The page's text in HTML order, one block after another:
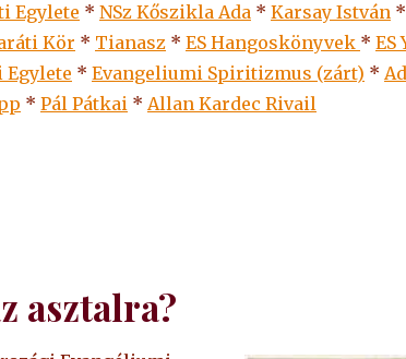
Egylete * NSz Kőszikla Ada * Karsay István
Kör * Tianasz * ES Hangoskönyvek * ES
Egylete * Evangeliumi Spiritizmus (zárt) *
* Pál Pátkai * Allan Kardec Rivail
asztalra?